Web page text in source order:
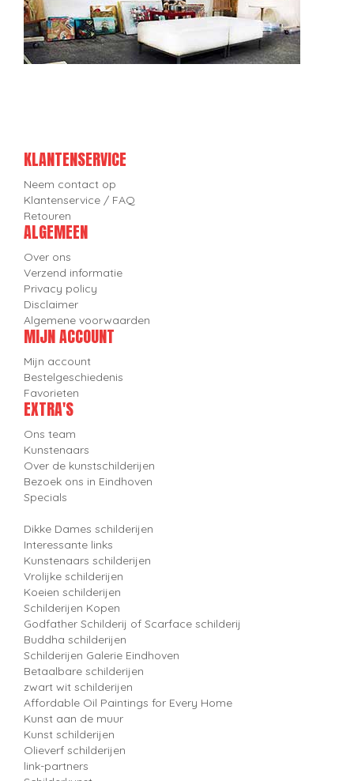
KLANTENSERVICE
Neem contact op
Klantenservice / FAQ
Retouren
ALGEMEEN
Over ons
Verzend informatie
Privacy policy
Disclaimer
Algemene voorwaarden
MIJN ACCOUNT
Mijn account
Bestelgeschiedenis
Favorieten
EXTRA'S
Ons team
Kunstenaars
Over de kunstschilderijen
Bezoek ons in Eindhoven
Specials
Dikke Dames schilderijen
Interessante links
Kunstenaars schilderijen
Vrolijke schilderijen
Koeien schilderijen
Schilderijen Kopen
Godfather Schilderij of Scarface schilderij
Buddha schilderijen
Schilderijen Galerie Eindhoven
Betaalbare schilderijen
zwart wit schilderijen
Affordable Oil Paintings for Every Home
Kunst aan de muur
Kunst schilderijen
Olieverf schilderijen
link-partners